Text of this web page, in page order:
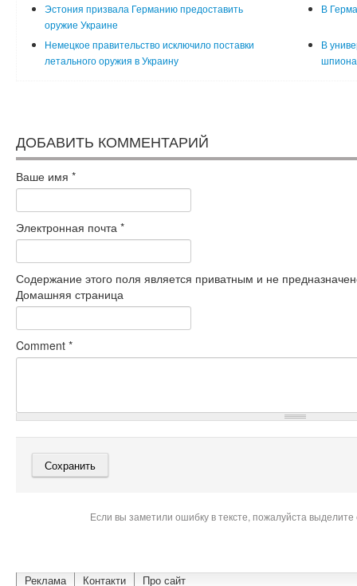
Эстония призвала Германию предоставить
оружие Украине
В
Немецкое правительство исключило поставки
летального оружия в Украину
В
шпиона
ДОБАВИТЬ КОММЕНТАРИЙ
Ваше имя *
Электронная почта *
Содержание этого поля является приватным и не
Домашняя страница
Comment *
Если вы заметили ошибку в тексте, пожалуйста
Реклама Контакти Про сайт